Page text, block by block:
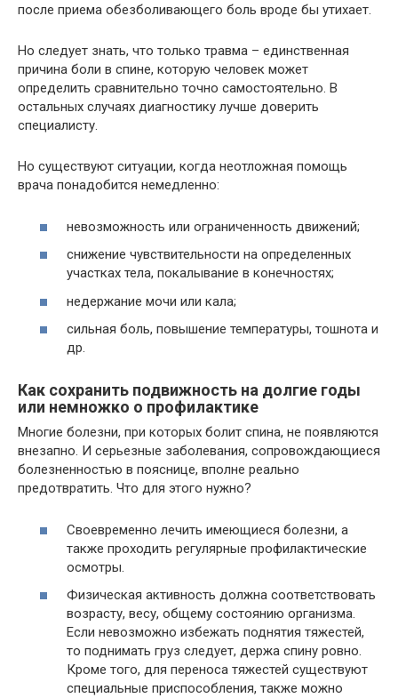
после приема обезболивающего боль вроде бы утихает.
Но следует знать, что только травма – единственная
причина боли в спине, которую человек может
определить сравнительно точно самостоятельно. В
остальных случаях диагностику лучше доверить
специалисту.
Но существуют ситуации, когда неотложная помощь
врача понадобится немедленно:
невозможность или ограниченность движений;
снижение чувствительности на определенных
участках тела, покалывание в конечностях;
недержание мочи или кала;
сильная боль, повышение температуры, тошнота и
др.
Как сохранить подвижность на долгие годы
или немножко о профилактике
Многие болезни, при которых болит спина, не появляются
внезапно. И серьезные заболевания, сопровождающиеся
болезненностью в пояснице, вполне реально
предотвратить. Что для этого нужно?
Своевременно лечить имеющиеся болезни, а
также проходить регулярные профилактические
осмотры.
Физическая активность должна соответствовать
возрасту, весу, общему состоянию организма.
Если невозможно избежать поднятия тяжестей,
то поднимать груз следует, держа спину ровно.
Кроме того, для переноса тяжестей существуют
специальные приспособления, также можно